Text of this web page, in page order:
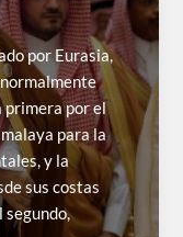
por Eurasia,
primera por el
para la
y la
sus costas
segundo,